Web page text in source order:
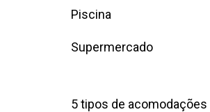
Piscina
Supermercado
5 tipos de acomodações